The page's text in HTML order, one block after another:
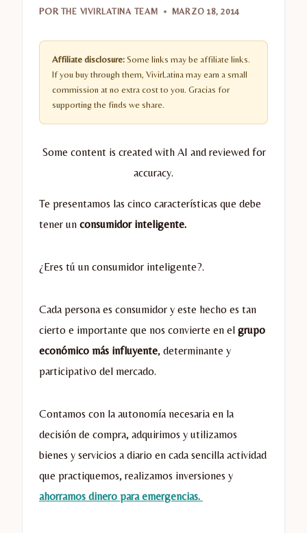
POR THE VIVIRLATINA TEAM MARZO 18, 2014
Affiliate disclosure: Some links may be affiliate links.
If you buy through them, VivirLatina may earn a small
commission at no extra cost to you. Gracias for
supporting the finds we share.
Some content is created with AI and reviewed for
accuracy.
Te presentamos las cinco características que debe
tener un consumidor inteligente.
¿Eres tú un consumidor inteligente?.
Cada persona es consumidor y este hecho es tan
cierto e importante que nos convierte en el grupo
económico más influyente, determinante y
participativo del mercado.
Contamos con la autonomía necesaria en la
decisión de compra, adquirimos y utilizamos
bienes y servicios a diario en cada sencilla actividad
que practiquemos, realizamos inversiones y
ahorramos dinero para emergencias.